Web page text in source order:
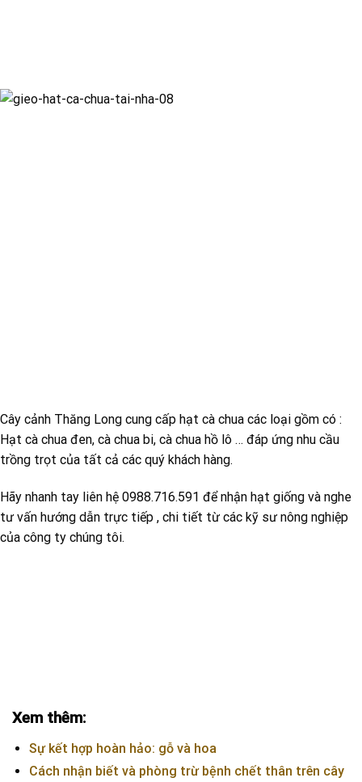
Cây cảnh Thăng Long cung cấp hạt cà chua các loại gồm có :
Hạt cà chua đen, cà chua bi, cà chua hồ lô … đáp ứng nhu cầu
trồng trọt của tất cả các quý khách hàng.
Hãy nhanh tay liên hệ 0988.716.591 để nhận hạt giống và nghe
tư vấn hướng dẫn trực tiếp , chi tiết từ các kỹ sư nông nghiệp
của công ty chúng tôi.
Xem thêm:
Sự kết hợp hoàn hảo: gỗ và hoa
Cách nhận biết và phòng trừ bệnh chết thân trên cây